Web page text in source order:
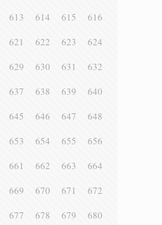
613 614 615
616
621 622 623
624
629 630 631
632
637 638 639
640
645 646 647
648
653 654 655
656
661 662 663
664
669 670 671
672
677 678 679
680